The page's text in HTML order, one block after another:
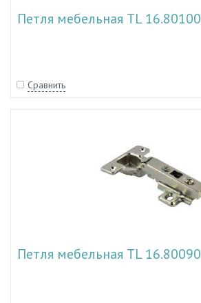
Петля мебельная TL 16.80100
Сравнить
Петля мебельная TL 16.80090